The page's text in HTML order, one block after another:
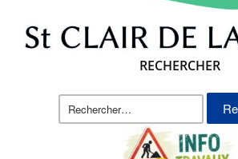
RECHERCHER
Rechercher :